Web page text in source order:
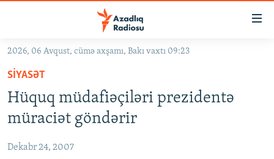
Əsas
qayıt
Əsas
naviqasiyaya
qayıt
Axtarışa
GÜNDƏM
KORRUPSIOMETR
FƏRQƏ BAX
2026, 06 Avqust, cümə axşamı, Bakı vaxtı 09:23
SIYASƏT
Hüquq müdafiəçiləri prezidentə
müraciət göndərir
Dekabr 24, 2007